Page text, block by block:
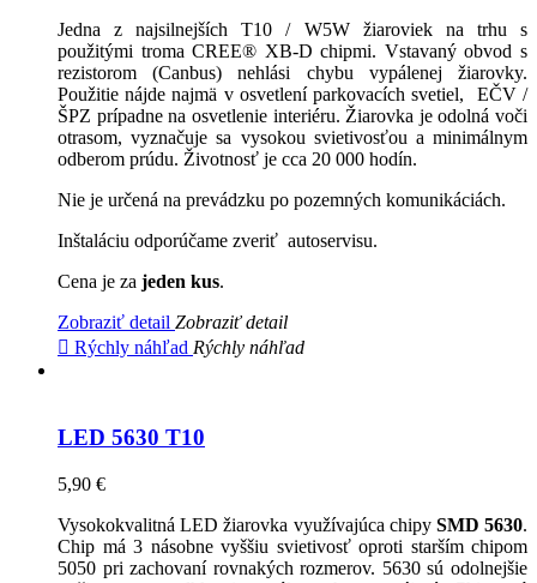
Jedna z najsilnejších T10 / W5W žiaroviek na trhu s
použitými troma CREE® XB-D chipmi. Vstavaný obvod s
rezistorom (Canbus) nehlási chybu vypálenej žiarovky.
Použitie nájde najmä v osvetlení parkovacích svetiel, EČV /
ŠPZ prípadne na osvetlenie interiéru. Žiarovka je odolná voči
otrasom, vyznačuje sa vysokou svietivosťou a minimálnym
odberom prúdu. Životnosť je cca 20 000 hodín.
Nie je určená na prevádzku po pozemných komunikáciách.
Inštaláciu odporúčame zveriť autoservisu.
Cena je za jeden kus.
Zobraziť detail Zobraziť detail
 Rýchly náhľad Rýchly náhľad
LED 5630 T10
5,90 €
Vysokokvalitná LED žiarovka využívajúca chipy SMD 5630.
Chip má 3 násobne vyššiu svietivosť oproti starším chipom
5050 pri zachovaní rovnakých rozmerov. 5630 sú odolnejšie